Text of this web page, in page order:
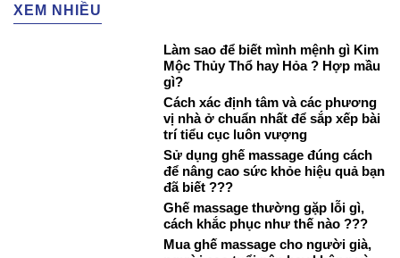
XEM NHIỀU
Làm sao để biết mình mệnh gì Kim
Mộc Thủy Thổ hay Hỏa ? Hợp mầu
gì?
Cách xác định tâm và các phương
vị nhà ở chuẩn nhất để sắp xếp bài
trí tiểu cục luôn vượng
Sử dụng ghế massage đúng cách
để nâng cao sức khỏe hiệu quả bạn
đã biết ???
Ghế massage thường gặp lỗi gì,
cách khắc phục như thế nào ???
Mua ghế massage cho người già,